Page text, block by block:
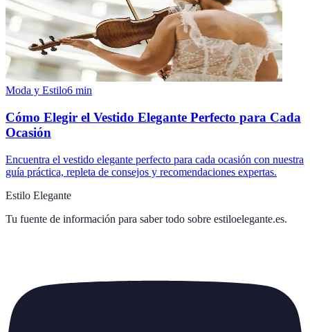
Moda y Estilo6 min
Cómo Elegir el Vestido Elegante Perfecto para Cada
Ocasión
Encuentra el vestido elegante perfecto para cada ocasión con nuestra
guía práctica, repleta de consejos y recomendaciones expertas.
Estilo Elegante
Tu fuente de información para saber todo sobre estiloelegante.es.